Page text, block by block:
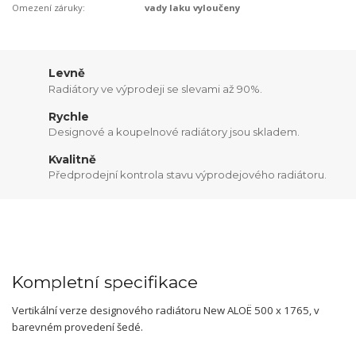
Omezení záruky:
vady laku vyloučeny
Levně
Radiátory ve výprodeji se slevami až 90%.
Rychle
Designové a koupelnové radiátory jsou skladem.
Kvalitně
Předprodejní kontrola stavu výprodejového radiátoru.
Kompletní specifikace
Vertikální verze designového radiátoru New ALOË 500 x 1765, v
barevném provedení šedé.